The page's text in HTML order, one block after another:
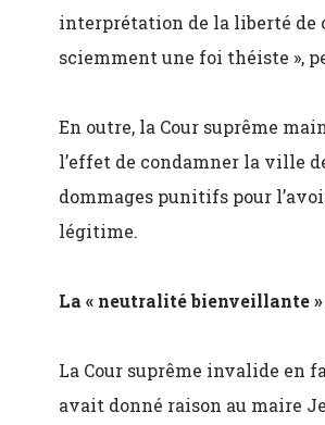
interprétation de la liberté de
sciemment une foi théiste »,
En outre, la Cour suprême
l’effet de condamner la ville
dommages punitifs pour
légitime.
La « neutralité bienveillante
La Cour suprême invalide en
avait donné raison au maire